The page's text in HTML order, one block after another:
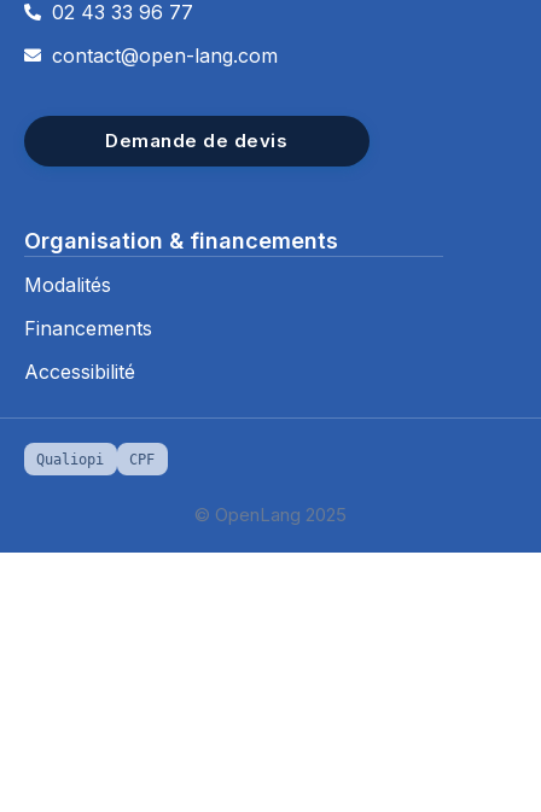
02 43 33 96 77
contact@open-lang.com
Demande de devis
Organisation & financements
Modalités
Financements
Accessibilité
Qualiopi CPF
© OpenLang 2025